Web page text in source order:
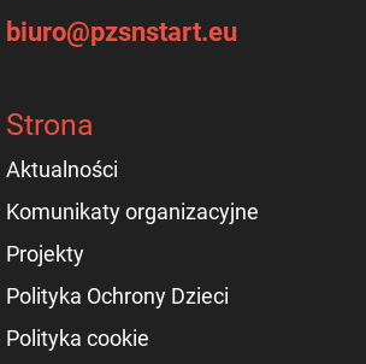
biuro@pzsnstart.eu
Strona
Aktualności
Komunikaty organizacyjne
Projekty
Polityka Ochrony Dzieci
Polityka cookie